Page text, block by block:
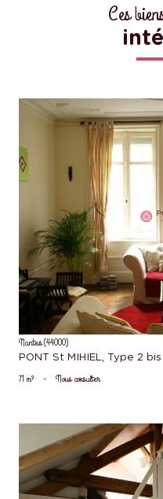
Ces
Nantes (44000)
PONT St MIHIEL, Type 2 bis
71 m²
- Nous consulter